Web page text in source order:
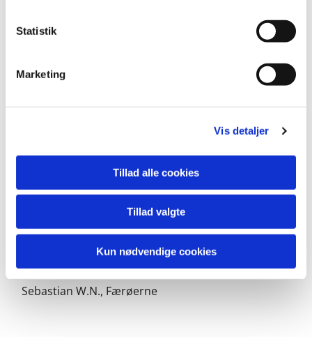
Statistik
Marketing
Vis detaljer
Tillad alle cookies
Tillad valgte
Kun nødvendige cookies
Konfirmeres i andre kirker:
Carl, Solrød Strandkirke
Sebastian W.N., Færøerne